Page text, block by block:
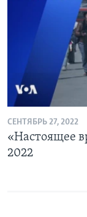
СЕНТЯБРЬ 27, 2022
«Настоящее
2022